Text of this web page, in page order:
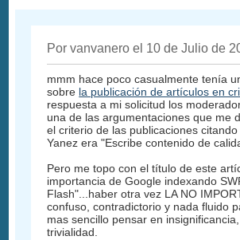
Por vanvanero el 10 de Julio de
mmm hace poco casualmente tenía
sobre la publicación de artículos en
respuesta a mi solicitud los
una de las argumentaciones que me
el criterio de las publicaciones
Yanez era "Escribe contenido de
Pero me topo con el título de este
importancia de Google indexando
Flash"...haber otra vez LA NO
confuso, contradictorio y nada fluido
mas sencillo pensar en
trivialidad.